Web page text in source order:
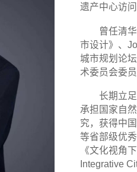
遗产中心访问
曾任清
市设计》、
城市规划论
术委员会委
长期立
承担国家自
究，获得中
等省部级优
《文化视角
Integrative